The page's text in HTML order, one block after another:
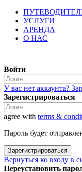
УСЛУГИ
АРЕНДА
О НАС
Войти
У вас нет аккаунта?
Зарегистрироваться
agree with terms &
Пароль будет
Зарегистрироваться
Вернуться ко входу в
Переустановить